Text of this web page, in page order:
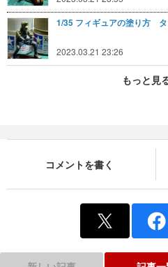
1/35 フィギュアの塗り方 タ
2023.03.21 23:26
もっと見
コメントを書く